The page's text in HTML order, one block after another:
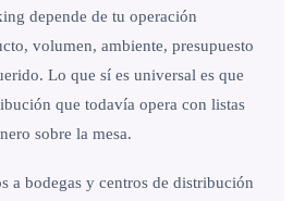
depende de tu operación
volumen, ambiente, presupuesto
Lo que sí es universal es que
que todavía opera con listas
sobre la mesa.
a bodegas y centros de distribución